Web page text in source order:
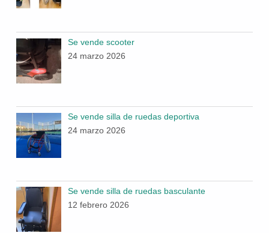
Se vende scooter
24 marzo 2026
Se vende silla de ruedas deportiva
24 marzo 2026
Se vende silla de ruedas basculante
12 febrero 2026